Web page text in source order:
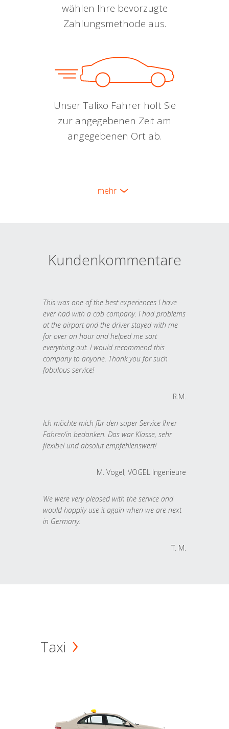
wählen Ihre bevorzugte
Zahlungsmethode aus.
Unser Talixo Fahrer holt Sie
zur angegebenen Zeit am
angegebenen Ort ab.
mehr
Kundenkommentare
This was one of the best experiences I have
ever had with a cab company. I had problems
at the airport and the driver stayed with me
for over an hour and helped me sort
everything out. I would recommend this
company to anyone. Thank you for such
fabulous service!
R.M.
Ich möchte mich für den super Service Ihrer
Fahrer/in bedanken. Das war Klasse, sehr
flexibel und absolut empfehlenswert!
M. Vogel, VOGEL Ingenieure
We were very pleased with the service and
would happily use it again when we are next
in Germany.
T. M.
Taxi